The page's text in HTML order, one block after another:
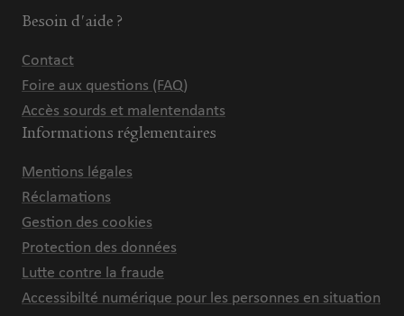
Besoin d'aide ?
Contact
Foire aux questions (FAQ)
Accès sourds et malentendants
Informations réglementaires
Mentions légales
Réclamations
Gestion des cookies
Protection des données
Lutte contre la fraude
Accessibilté numérique pour les personnes en situation